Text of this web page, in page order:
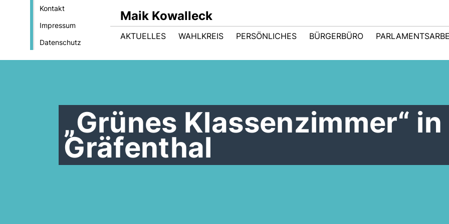
Kontakt
Impressum
Datenschutz
Maik Kowalleck
AKTUELLES WAHLKREIS PERSÖNLICHES BÜRGERBÜRO
Grünes Klassenzimmer“ in
Gräfenthal